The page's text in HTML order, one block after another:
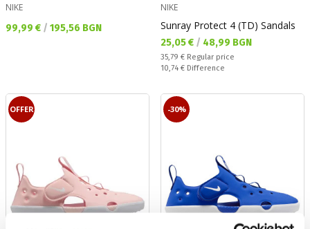
NIKE
Текуща цена:
99,99 € / 195,56 BGN
NIKE
Sunray Protect 4 (TD) Sandals
Текуща цена:
25,05 € / 48,99 BGN
Regular price:
35,79 € Regular price
Спестявате:
10,74 € Difference
OFFER -30%